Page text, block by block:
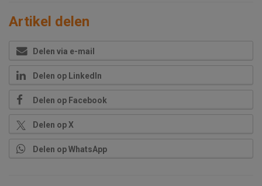
Artikel delen
Delen via e-mail
Delen op LinkedIn
Delen op Facebook
Delen op X
Delen op WhatsApp